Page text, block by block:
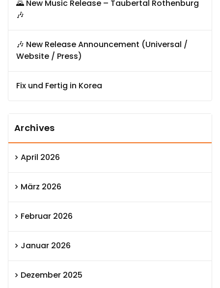
🌄 New Music Release – Taubertal Rothenburg
🎶
🎶 New Release Announcement (Universal /
Website / Press)
Fix und Fertig in Korea
Archives
April 2026
März 2026
Februar 2026
Januar 2026
Dezember 2025